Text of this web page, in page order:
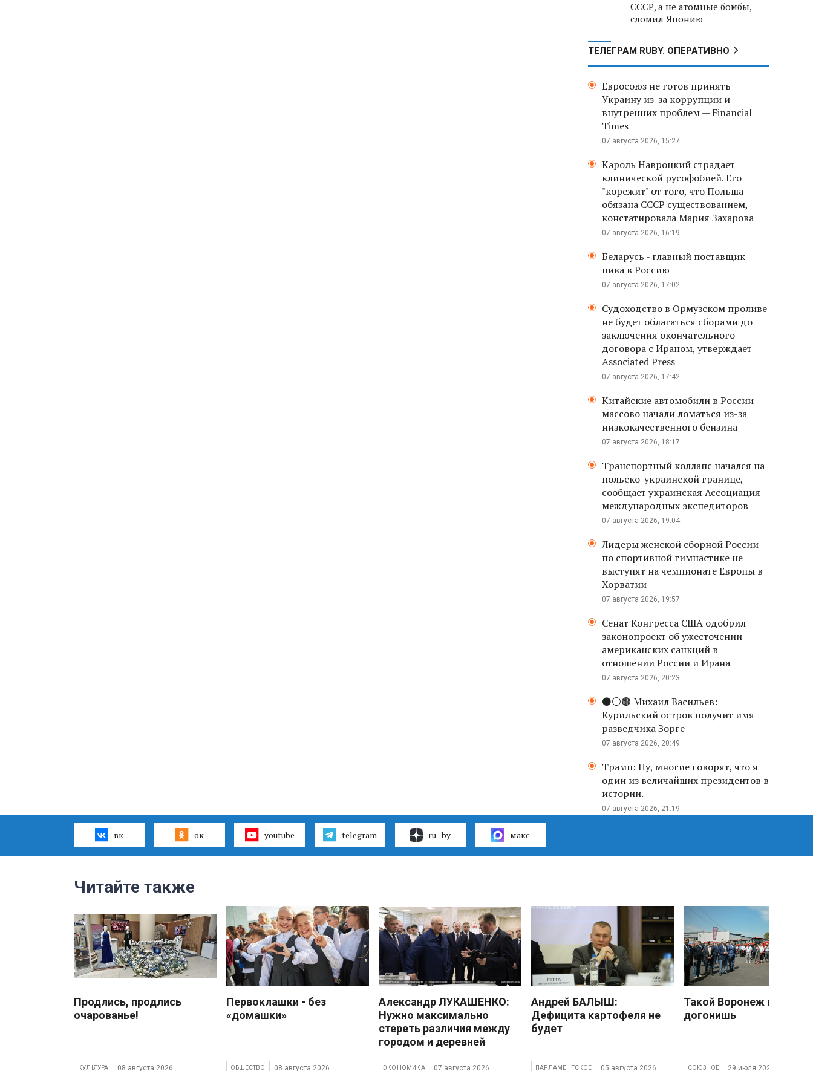
СССР, а не атомные бомбы,
сломил Японию
ТЕЛЕГРАМ RUBY. ОПЕРАТИВНО
Евросоюз не готов принять
Украину из-за коррупции и
внутренних проблем — Financial
Times
07 августа 2026, 15:27
Кароль Навроцкий страдает
клинической русофобией. Его
"корежит" от того, что Польша
обязана СССР существованием,
констатировала Мария Захарова
07 августа 2026, 16:19
Беларусь - главный поставщик
пива в Россию
07 августа 2026, 17:02
Судоходство в Ормузском проливе
не будет облагаться сборами до
заключения окончательного
договора с Ираном, утверждает
Associated Press
07 августа 2026, 17:42
Китайские автомобили в России
массово начали ломаться из-за
низкокачественного бензина
07 августа 2026, 18:17
Транспортный коллапс начался на
польско-украинской границе,
сообщает украинская Ассоциация
международных экспедиторов
07 августа 2026, 19:04
Лидеры женской сборной России
по спортивной гимнастике не
выступят на чемпионате Европы в
Хорватии
07 августа 2026, 19:57
Сенат Конгресса США одобрил
законопроект об ужесточении
американских санкций в
отношении России и Ирана
07 августа 2026, 20:23
⚫️⚪️🟤 Михаил Васильев:
Курильский остров получит имя
разведчика Зорге
07 августа 2026, 20:49
Трамп: Ну, многие говорят, что я
один из величайших президентов в
истории.
07 августа 2026, 21:19
вк ок youtube telegram ru–by макс
Читайте также
Продлись, продлись
очарованье!
КУЛЬТУРА 08 августа 2026
Первоклашки - без
«домашки»
ОБЩЕСТВО 08 августа 2026
Александр ЛУКАШЕНКО:
Нужно максимально
стереть различия между
городом и деревней
ЭКОНОМИКА 07 августа 2026
Андрей БАЛЫШ:
Дефицита картофеля не
будет
ПАРЛАМЕНТСКОЕ 05 августа 2026
Такой Воронеж не
догонишь
СОЮЗНОЕ 29 июля 2026